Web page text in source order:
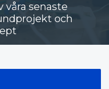
våra senaste
och